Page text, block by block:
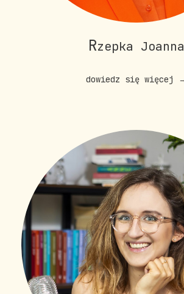
Rzepka Joanna
dowiedz się więcej